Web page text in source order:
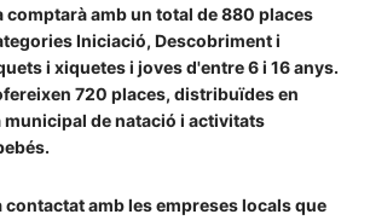
comptarà amb un total de 880 places
Iniciació, Descobriment i
i xiquetes i joves d'entre 6 i 16 anys.
720 places, distribuïdes en
de natació i activitats
contactat amb les empreses locals que